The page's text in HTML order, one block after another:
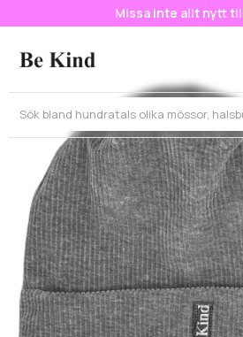
Missa inte allt nytt